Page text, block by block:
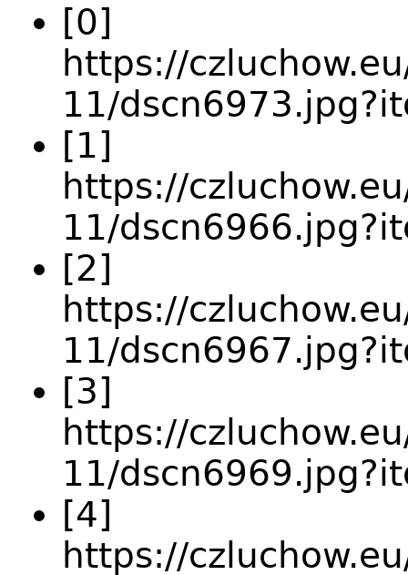
[0]
https://
11/
[1]
https://
11/
[2]
https://
11/
[3]
https://
11/
[4]
https://